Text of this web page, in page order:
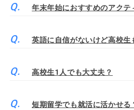
年末年始におすすめのアクテ
英語に自信がないけど高校生
高校生1人でも大丈夫？
短期留学でも就活に活かせる